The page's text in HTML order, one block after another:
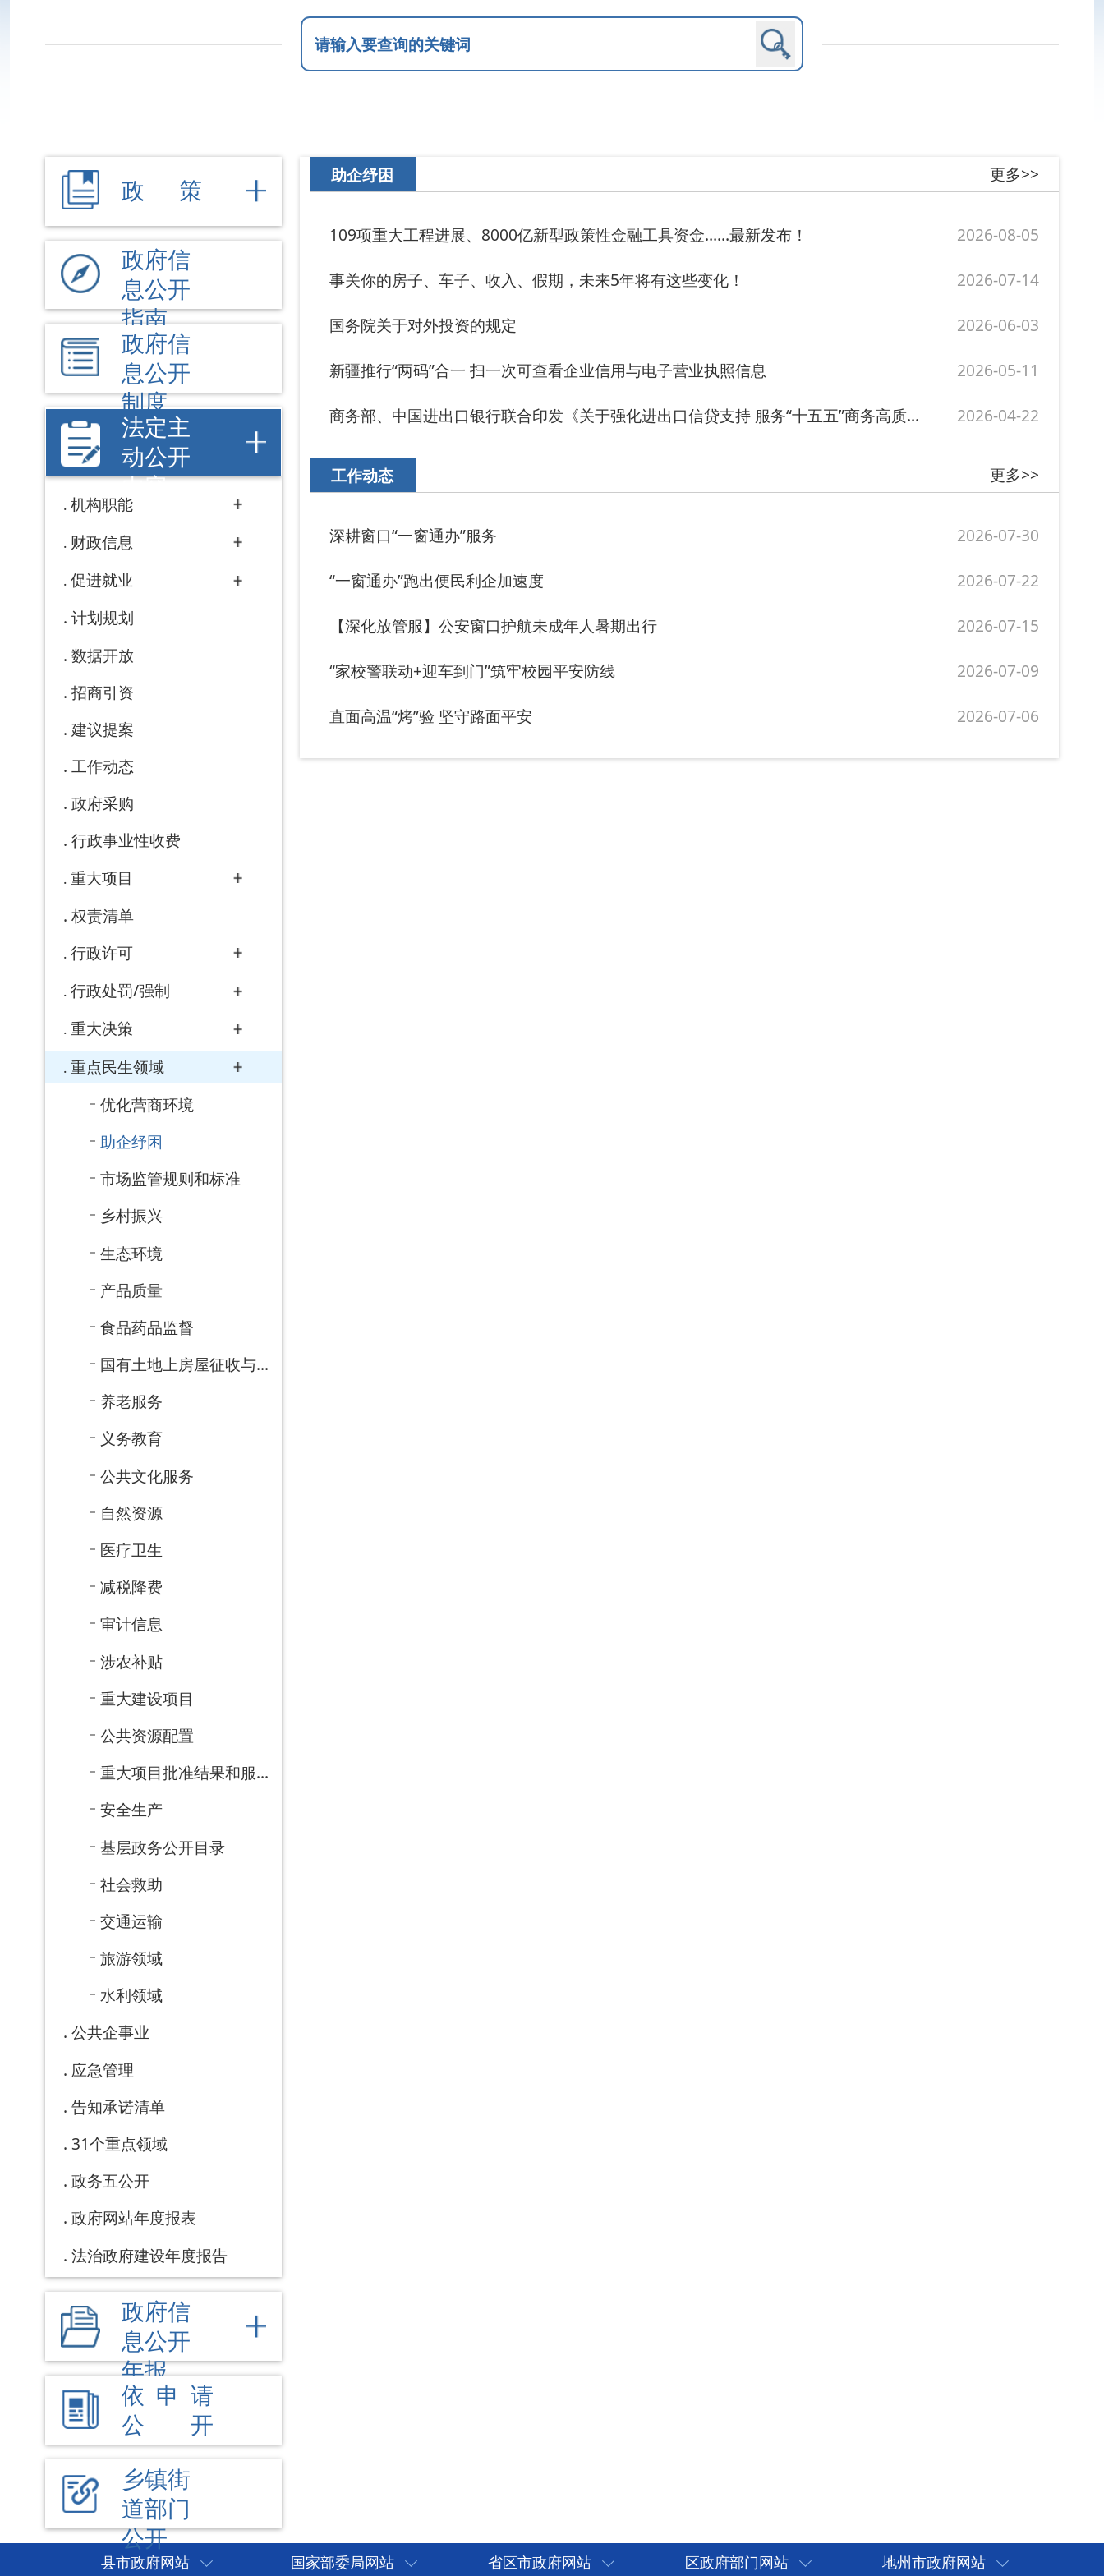
政府信
息公开
指南
政府信
息公开
制度
法定主
动公开
内容
机构职能
财政信息
促进就业
计划规划
数据开放
招商引资
建议提案
工作动态
政府采购
重大项目
权责清单
行政许可
行政处罚/强制
重大决策
助企纾困
市场监管规则和标准
乡村振兴
生态环境
国有土地上房屋征收与...
养老服务
义务教育
公共文化服务
医疗卫生
减税降费
审计信息
涉农补贴
重大建设项目
重大项目批准结果和服...
安全生产
基层政务公开目录
社会救助
交通运输
水利领域
公共企事业
应急管理
告知承诺清单
31个重点领域
政府网站年度报表
法治政府建设年度报告
政府信
息公开
年报
依 申 请
公 开
乡镇街
道部门
事关你的房子、车子、收入、假期，未来5年将有这些变化！
新疆推行“两码”合一 扫一次可查看企业信用与电子营业执照信息 2026-05-11
商务部、中国进出口银行联合印发《关于强化进出口信贷支持 服务“十五五”商务高质...
深耕窗口“一窗通办”服务
“一窗通办”跑出便民利企加速度 2026-07-22
【深化放管服】公安窗口护航未成年人暑期出行
“家校警联动+迎车到门”筑牢校园平安防线 2026-07-09
直面高温“烤”验 坚守路面平安
县市政府网站 国家部委局网站 省区市政府网站 区政府部门网站 地州市政府网站